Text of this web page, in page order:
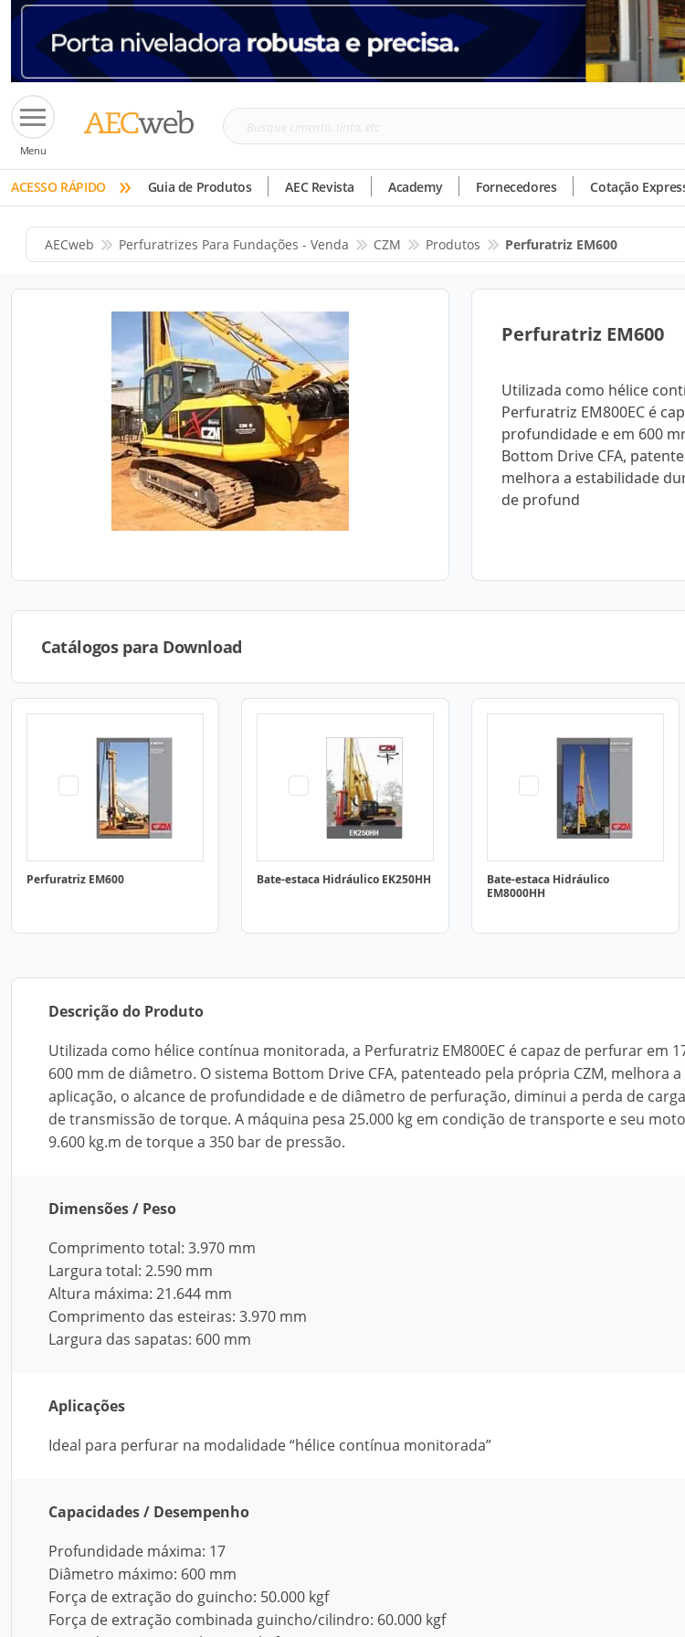
Menu
Busque
tinta,
etc
ACESSO RÁPIDO » Guia de Produtos AEC Revista Academy Fornecedores Cotação
AECweb Perfuratrizes Para Fundações - Venda CZM Produtos Perfuratriz EM600
Perfuratriz EM600
Utilizada como hélice
Perfuratriz EM800EC é
profundidade e em 600
Bottom Drive CFA,
melhora a estabilidade
de profund
Catálogos para Download
Perfuratriz EM600 Bate-estaca Hidráulico EK250HH
Bate-estaca Hidráulico
EM8000HH
Descrição do Produto
Utilizada como hélice contínua monitorada, a Perfuratriz EM800EC é capaz de perfurar em
600 mm de diâmetro. O sistema Bottom Drive CFA, patenteado pela própria CZM, melhora
aplicação, o alcance de profundidade e de diâmetro de perfuração, diminui a perda de
de transmissão de torque. A máquina pesa 25.000 kg em condição de transporte e seu
9.600 kg.m de torque a 350 bar de pressão.
Dimensões / Peso
Comprimento total: 3.970 mm
Largura total: 2.590 mm
Altura máxima: 21.644 mm
Comprimento das esteiras: 3.970 mm
Largura das sapatas: 600 mm
Aplicações
Ideal para perfurar na modalidade “hélice contínua monitorada”
Capacidades / Desempenho
Profundidade máxima: 17
Diâmetro máximo: 600 mm
Força de extração do guincho: 50.000 kgf
Força de extração combinada guincho/cilindro: 60.000 kgf